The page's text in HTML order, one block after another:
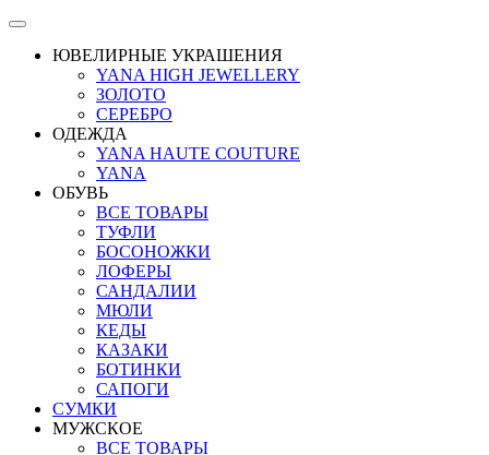
ЮВЕЛИРНЫЕ УКРАШЕНИЯ
YANA HIGH JEWELLERY
ЗОЛОТО
СЕРЕБРО
ОДЕЖДА
YANA HAUTE COUTURE
YANA
ОБУВЬ
ВСЕ ТОВАРЫ
ТУФЛИ
БОСОНОЖКИ
ЛОФЕРЫ
САНДАЛИИ
МЮЛИ
КЕДЫ
КАЗАКИ
БОТИНКИ
САПОГИ
СУМКИ
МУЖСКОЕ
ВСЕ ТОВАРЫ